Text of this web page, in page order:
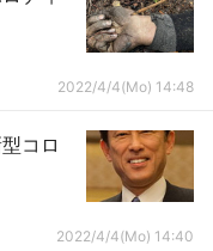
2022/4/4(Mo) 14:48
コロ
2022/4/4(Mo) 14:40